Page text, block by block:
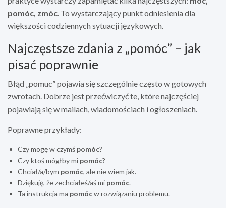
pomóc, zmóc. To wystarczający punkt odniesienia dla
większości codziennych sytuacji językowych.
Najczęstsze zdania z „pomóc” – jak
pisać poprawnie
Błąd „pomuc” pojawia się szczególnie często w gotowych
zwrotach. Dobrze jest przećwiczyć te, które najczęściej
pojawiają się w mailach, wiadomościach i ogłoszeniach.
Poprawne przykłady:
Czy mogę w czymś pomóc?
Czy ktoś mógłby mi pomóc?
Chciał/a/bym pomóc, ale nie wiem jak.
Dziękuję, że zechciałeś/aś mi pomóc.
Ta instrukcja ma pomócw rozwiązaniu problemu.